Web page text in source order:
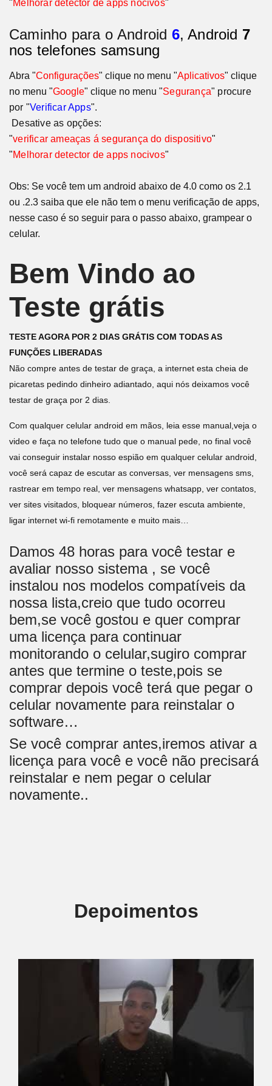
"Melhorar detector de apps nocivos"
Caminho para o Android 6, Android 7
nos telefones samsung
Abra "Configurações" clique no menu "Aplicativos" clique
no menu "Google" clique no menu "Segurança" procure
por "Verificar Apps".
Desative as opções:
"verificar ameaças á segurança do dispositivo"
"Melhorar detector de apps nocivos"
Obs: Se você tem um android abaixo de 4.0 como os 2.1
ou .2.3 saiba que ele não tem o menu verificação de apps,
nesse caso é so seguir para o passo abaixo, grampear o
celular.
Bem Vindo ao
Teste grátis
TESTE AGORA POR 2 DIAS GRÁTIS COM TODAS AS
FUNÇÕES LIBERADAS
Não compre antes de testar de graça, a internet esta cheia de
picaretas pedindo dinheiro adiantado, aqui nós deixamos você
testar de graça por 2 dias.
Com qualquer celular android em mãos, leia esse manual,veja o
video e faça no telefone tudo que o manual pede, no final você
vai conseguir instalar nosso espião em qualquer celular android,
você será capaz de escutar as conversas, ver mensagens sms,
rastrear em tempo real, ver mensagens whatsapp, ver contatos,
ver sites visitados, bloquear números, fazer escuta ambiente,
ligar internet wi-fi remotamente e muito mais…
Damos 48 horas para você testar e
avaliar nosso sistema , se você
instalou nos modelos compatíveis da
nossa lista,creio que tudo ocorreu
bem,se você gostou e quer comprar
uma licença para continuar
monitorando o celular,sugiro comprar
antes que termine o teste,pois se
comprar depois você terá que pegar o
celular novamente para reinstalar o
software…
Se você comprar antes,iremos ativar a
licença para você e você não precisará
reinstalar e nem pegar o celular
novamente..
Depoimentos